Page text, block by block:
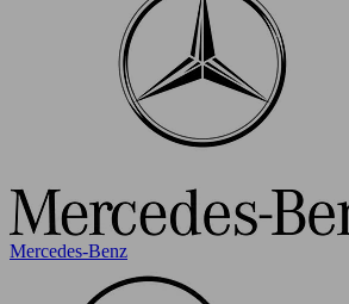
Mercedes-Benz